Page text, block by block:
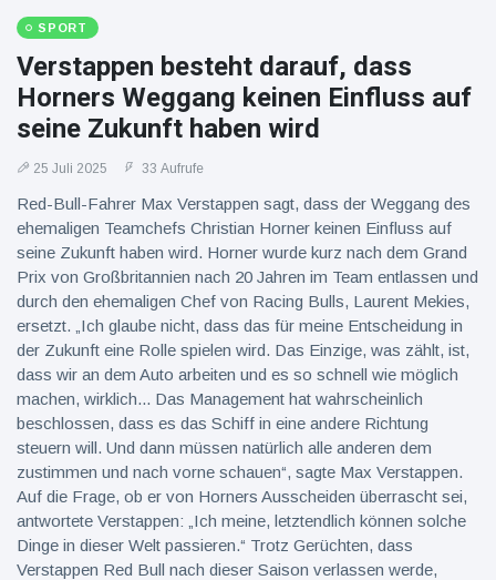
SPORT
Verstappen besteht darauf, dass
Horners Weggang keinen Einfluss auf
seine Zukunft haben wird
25 Juli 2025 33 Aufrufe
Red-Bull-Fahrer Max Verstappen sagt, dass der Weggang des
ehemaligen Teamchefs Christian Horner keinen Einfluss auf
seine Zukunft haben wird. Horner wurde kurz nach dem Grand
Prix von Großbritannien nach 20 Jahren im Team entlassen und
durch den ehemaligen Chef von Racing Bulls, Laurent Mekies,
ersetzt. „Ich glaube nicht, dass das für meine Entscheidung in
der Zukunft eine Rolle spielen wird. Das Einzige, was zählt, ist,
dass wir an dem Auto arbeiten und es so schnell wie möglich
machen, wirklich... Das Management hat wahrscheinlich
beschlossen, dass es das Schiff in eine andere Richtung
steuern will. Und dann müssen natürlich alle anderen dem
zustimmen und nach vorne schauen“, sagte Max Verstappen.
Auf die Frage, ob er von Horners Ausscheiden überrascht sei,
antwortete Verstappen: „Ich meine, letztendlich können solche
Dinge in dieser Welt passieren.“ Trotz Gerüchten, dass
Verstappen Red Bull nach dieser Saison verlassen werde,